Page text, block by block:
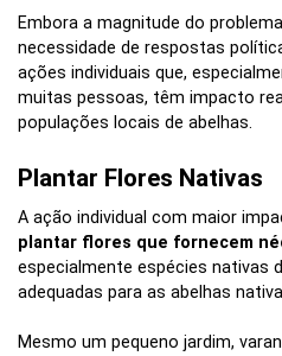
Embora a magnitude do
necessidade de respostas
ações individuais que,
muitas pessoas, têm impacto
populações locais de abelhas.
Plantar Flores Nativas
A ação individual com maior
plantar flores que fornecem
especialmente espécies nativas
adequadas para as abelhas
Mesmo um pequeno jardim,